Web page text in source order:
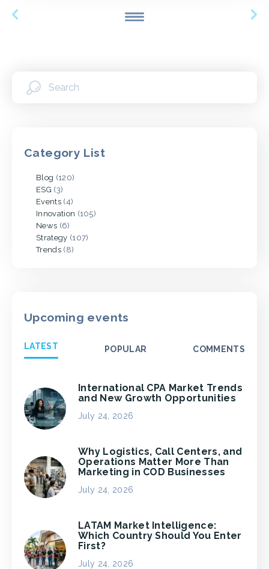
Category List
Blog (120)
ESG (3)
Events(4)
Innovation (105)
News (6)
Strategy (107)
Trends(8)
Upcoming events
LATEST POPULAR COMMENTS
International CPA Market Trends
and New Growth Opportunities
July 24, 2026
Why Logistics, Call Centers, and
Operations Matter More Than
Marketing in COD Businesses
July 24, 2026
LATAM Market Intelligence:
Which Country Should You Enter
First?
July 24, 2026